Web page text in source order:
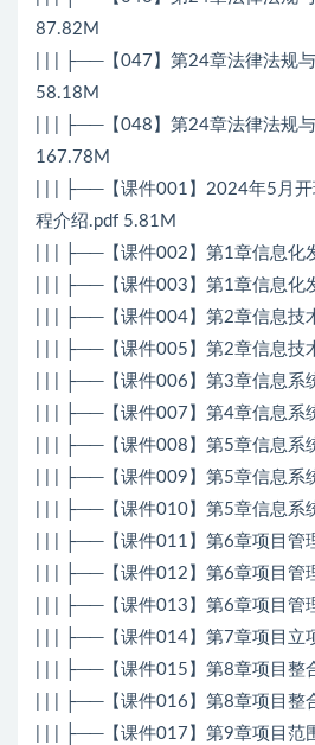
87.82M
| | | ├──【047】第24章法律法规
58.18M
| | | ├──【048】第24章法律法规
167.78M
| | | ├──【课件001】2024年5月
程介绍.pdf 5.81M
| | | ├──【课件002】第1章信息化
| | | ├──【课件003】第1章信息化
| | | ├──【课件004】第2章信息技
| | | ├──【课件005】第2章信息技
| | | ├──【课件006】第3章信息系
| | | ├──【课件007】第4章信息系
| | | ├──【课件008】第5章信息系
| | | ├──【课件009】第5章信息系
| | | ├──【课件010】第5章信息系
| | | ├──【课件011】第6章项目管
| | | ├──【课件012】第6章项目管
| | | ├──【课件013】第6章项目管
| | | ├──【课件014】第7章项目立
| | | ├──【课件015】第8章项目整
| | | ├──【课件016】第8章项目整
| | | ├──【课件017】第9章项目范